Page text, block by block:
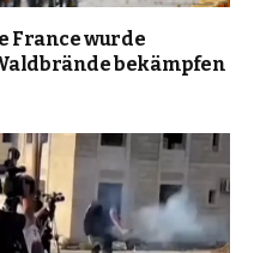
France wurde
bekämpfen